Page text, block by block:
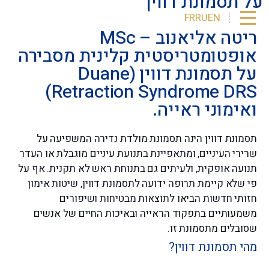
EN
RU
FR
ריטה אליאנוב – MSc
אופטומטריסטית קלינית מסבירה
על תסמונת דווין (Duane
Retraction Syndrome DRS)
ואימוני ראייה.
תסמונת דווין הינה תסמונת מולדת נדירה המשפיעה על
שרירי העיניים, ומתאפיינת בתנועת עיניים מוגבלת או העדר
תנועה אופקית, ולעיתים גם בתנוחת ראש לא תקנית. אף על
פי שלא קיימת תרופה ידועה לתסמונת דווין, שיטות אימון
חזותי חדשות הביאו לתוצאות מבטיחות ושיפורים
משמעותיים בתפקוד הראייה ובאיכות החיים של אנשים
שסובלים מתסמונת זו.
מהי תסמונת דווין?